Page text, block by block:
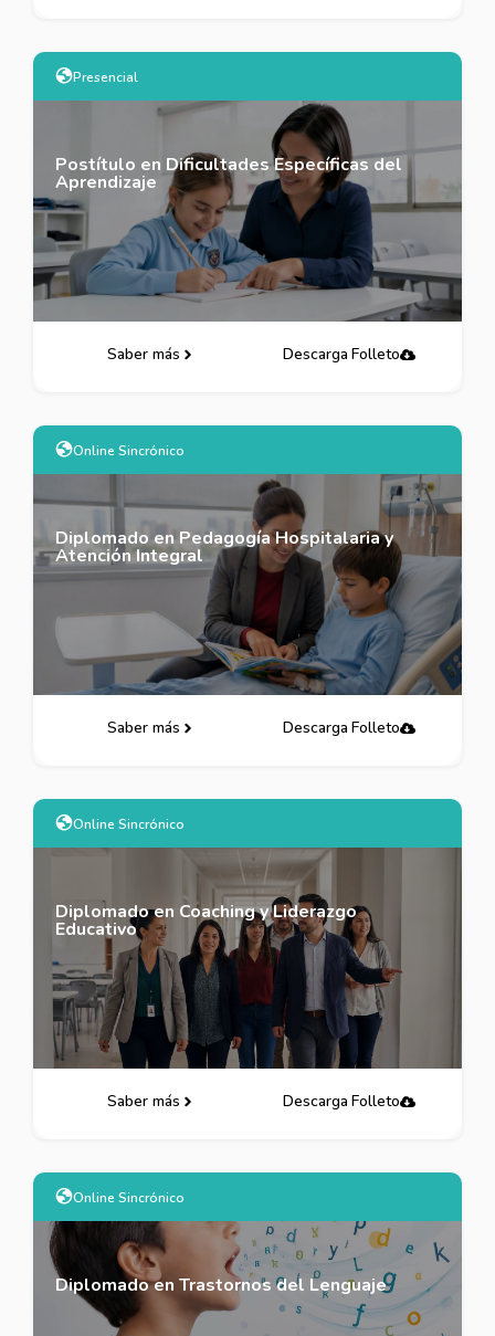
Presencial
Postítulo en Dificultades Específicas del
Aprendizaje
Saber más Descarga Folleto
Online Sincrónico
Diplomado en Pedagogía Hospitalaria y
Atención Integral
Saber más Descarga Folleto
Online Sincrónico
Diplomado en Coaching y Liderazgo
Educativo
Saber más Descarga Folleto
Online Sincrónico
Diplomado en Trastornos del Lenguaje